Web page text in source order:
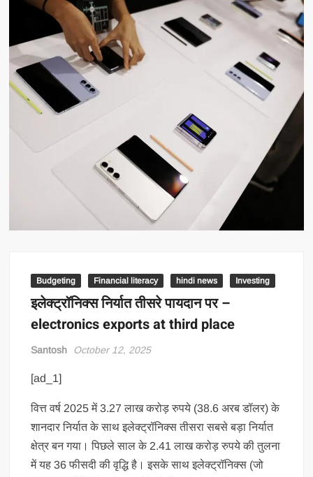
Budgeting Financial literacy hindi news Investing
इलेक्ट्रॉनिक्स निर्यात तीसरे पायदान पर –
electronics exports at third place
Santosh October 12, 2025
[ad_1]
वित्त वर्ष 2025 में 3.27 लाख करोड़ रुपये (38.6 अरब डॉलर) के
शानदार निर्यात के साथ इलेक्ट्रॉनिक्स तीसरा सबसे बड़ा निर्यात
क्षेत्र बन गया। पिछले साल के 2.41 लाख करोड़ रुपये की तुलना
में यह 36 फीसदी की वृद्धि है। इसके साथ इलेक्ट्रॉनिक्स (जो